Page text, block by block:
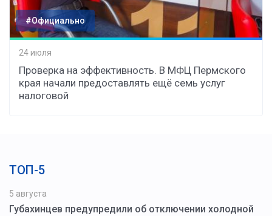
#Официально
24 июля
Проверка на эффективность. В МФЦ Пермского
края начали предоставлять ещё семь услуг
налоговой
ТОП-5
5 августа
Губахинцев предупредили об отключении холодной